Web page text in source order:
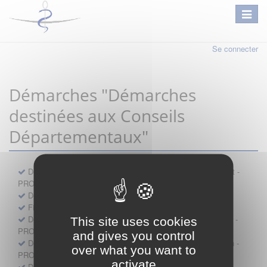
This site uses cookies
and gives you control
over what you want to
activate
Se connecter
Démarches "Démarches
destinées aux Conseils
Départementaux"
Déclaration préalable d'ouverture d'un lieu d'exercice distinct -
PROFESSIONNEL
Demande d'exemption de garde - PROFESSIONNEL
Fiche de signalement d'agression
Demande d’autorisation de se faire assister par un médecin -
PROFESSIONNEL
Demande d'autorisation de tenue de cabinet par un médecin -
PROFESSIONNEL